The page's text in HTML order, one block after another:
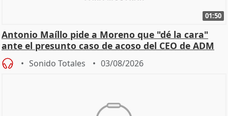
01:50
Antonio Maíllo pide a Moreno que "dé la cara"
ante el presunto caso de acoso del CEO de ADM
Sonido Totales 03/08/2026